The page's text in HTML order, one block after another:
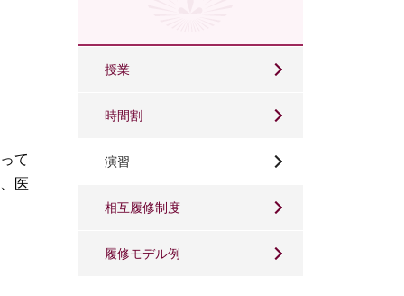
て
医
授業
時間割
演習
相互履修制度
履修モデル例